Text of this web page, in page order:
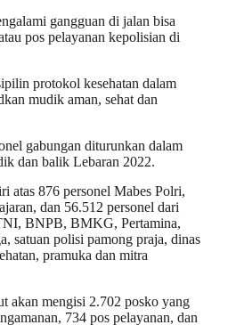
gangguan di jalan bisa
pos pelayanan kepolisian di
protokol kesehatan dalam
mudik aman, sehat dan
gabungan diturunkan dalam
dan balik Lebaran 2022.
atas 876 personel Mabes Polri,
dan 56.512 personel dari
BNPB, BMKG, Pertamina,
satuan polisi pamong praja, dinas
pramuka dan mitra
akan mengisi 2.702 posko yang
734 pos pelayanan, dan